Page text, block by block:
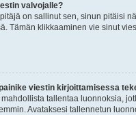
valvojalle?
on sallinut sen, sinun pitäisi
Tämän klikkaaminen vie sinut
painike viestin kirjoittamisessa
tallentaa luonnoksia,
Avataksesi tallennetun